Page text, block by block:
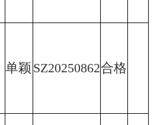
单颖 SZ20250862合格